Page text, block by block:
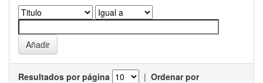
Resultados por página | Ordenar por